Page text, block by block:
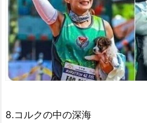
8.コルクの中の深海